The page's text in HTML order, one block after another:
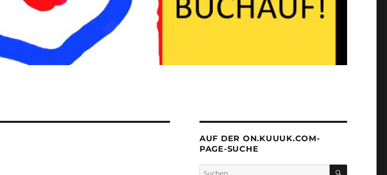
AUF DER ON.KUUUK.COM-
PAGE-SUCHE
Suchen
SUCHEN